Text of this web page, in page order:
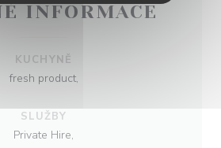
INFORMACE
KUCHYNĚ
fresh product,
SLUŽBY
Private Hire,